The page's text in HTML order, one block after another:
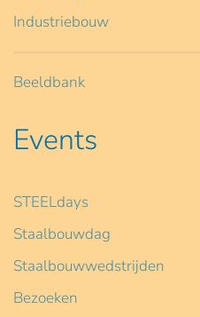
Industriebouw
Beeldbank
Events
STEELdays
Staalbouwdag
Staalbouwwedstrijden
Bezoeken